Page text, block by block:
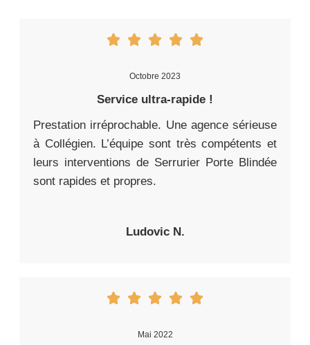
Octobre 2023
Service ultra-rapide !
Prestation irréprochable. Une agence sérieuse
à Collégien. L’équipe sont très compétents et
leurs interventions de Serrurier Porte Blindée
sont rapides et propres.
Ludovic N.
Mai 2022